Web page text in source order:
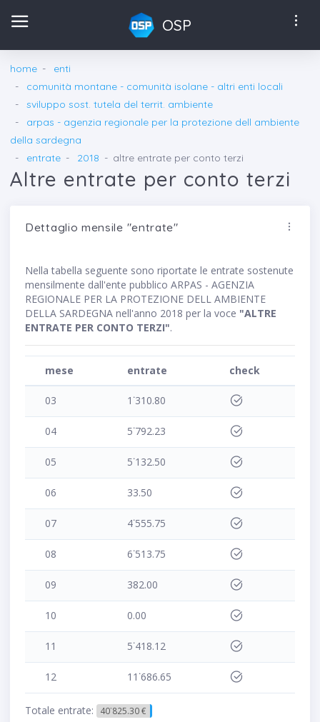
OSP
home
enti
comunità montane - comunità isolane - altri enti locali
sviluppo sost. tutela del territ. ambiente
arpas - agenzia regionale per la protezione dell ambiente
della sardegna
entrate
2018 altre entrate per conto terzi
Altre entrate per conto terzi
Dettaglio mensile "entrate"
Nella tabella seguente sono riportate le entrate sostenute
mensilmente dall'ente pubblico ARPAS - AGENZIA
REGIONALE PER LA PROTEZIONE DELL AMBIENTE
DELLA SARDEGNA nell'anno 2018 per la voce "ALTRE
ENTRATE PER CONTO TERZI".
mese entrate check
03 1˙310.80
04 5˙792.23
05 5˙132.50
06 33.50
07 4˙555.75
08 6˙513.75
09 382.00
10 0.00
11 5˙418.12
12 11˙686.65
Totale entrate: 40˙825.30 €